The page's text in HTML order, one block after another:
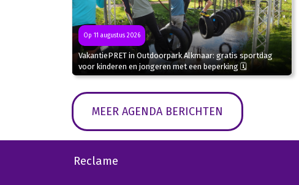
Op 11 augustus 2026
VakantiePRET in Outdoorpark Alkmaar: gratis sportdag
voor kinderen en jongeren met een beperking 🗓
MEER AGENDA BERICHTEN
Reclame